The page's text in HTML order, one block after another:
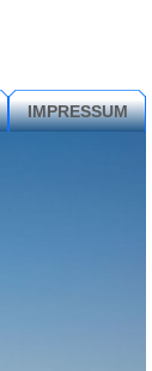
IMPRESSUM